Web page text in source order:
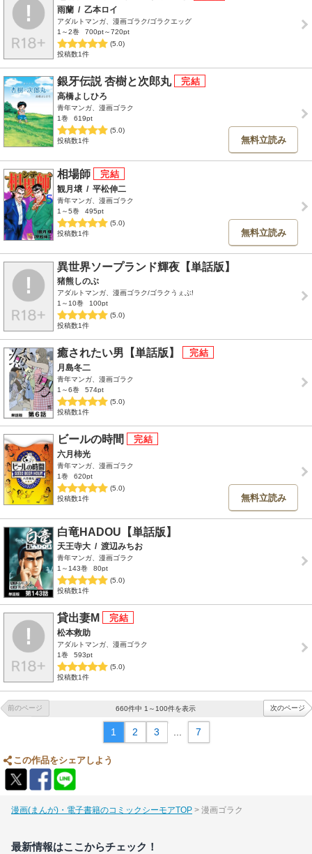
雨蘭 / 乙本ロイ
アダルトマンガ、漫画ゴラク/ゴラクエッグ
1～2巻
700pt～720pt
(5.0)
投稿数1件
銀牙伝説 杏樹と次郎丸
高橋よしひろ
青年マンガ、漫画ゴラク
1巻
619pt
(5.0)
投稿数1件
無料立読み
相場師
観月壌 / 平松伸二
青年マンガ、漫画ゴラク
1～5巻
495pt
(5.0)
投稿数1件
無料立読み
異世界ソープランド輝夜【単話版】
猪熊しのぶ
アダルトマンガ、漫画ゴラク/ゴラクうぇぶ!
1～10巻
100pt
(5.0)
投稿数1件
癒されたい男【単話版】
月島冬二
青年マンガ、漫画ゴラク
1～6巻
574pt
(5.0)
投稿数1件
ビールの時間
六月柿光
青年マンガ、漫画ゴラク
1巻
620pt
(5.0)
投稿数1件
無料立読み
白竜HADOU【単話版】
天王寺大 / 渡辺みちお
青年マンガ、漫画ゴラク
1～143巻
80pt
(5.0)
投稿数1件
貸出妻M
松本救助
アダルトマンガ、漫画ゴラク
1巻
593pt
(5.0)
投稿数1件
前のページ 660件中 1～100件を表示 次のページ
1 2 3 ... 7
この作品をシェアしよう
漫画(まんが)・電子書籍のコミックシーモアTOP 漫画ゴラク
最新情報はここからチェック！